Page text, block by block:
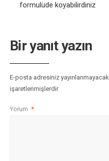
formulüde koyabilirdiniz
Bir yanıt yazın
E-posta adresiniz yayınlanmayacak.
işaretlenmişlerdir
Yorum *